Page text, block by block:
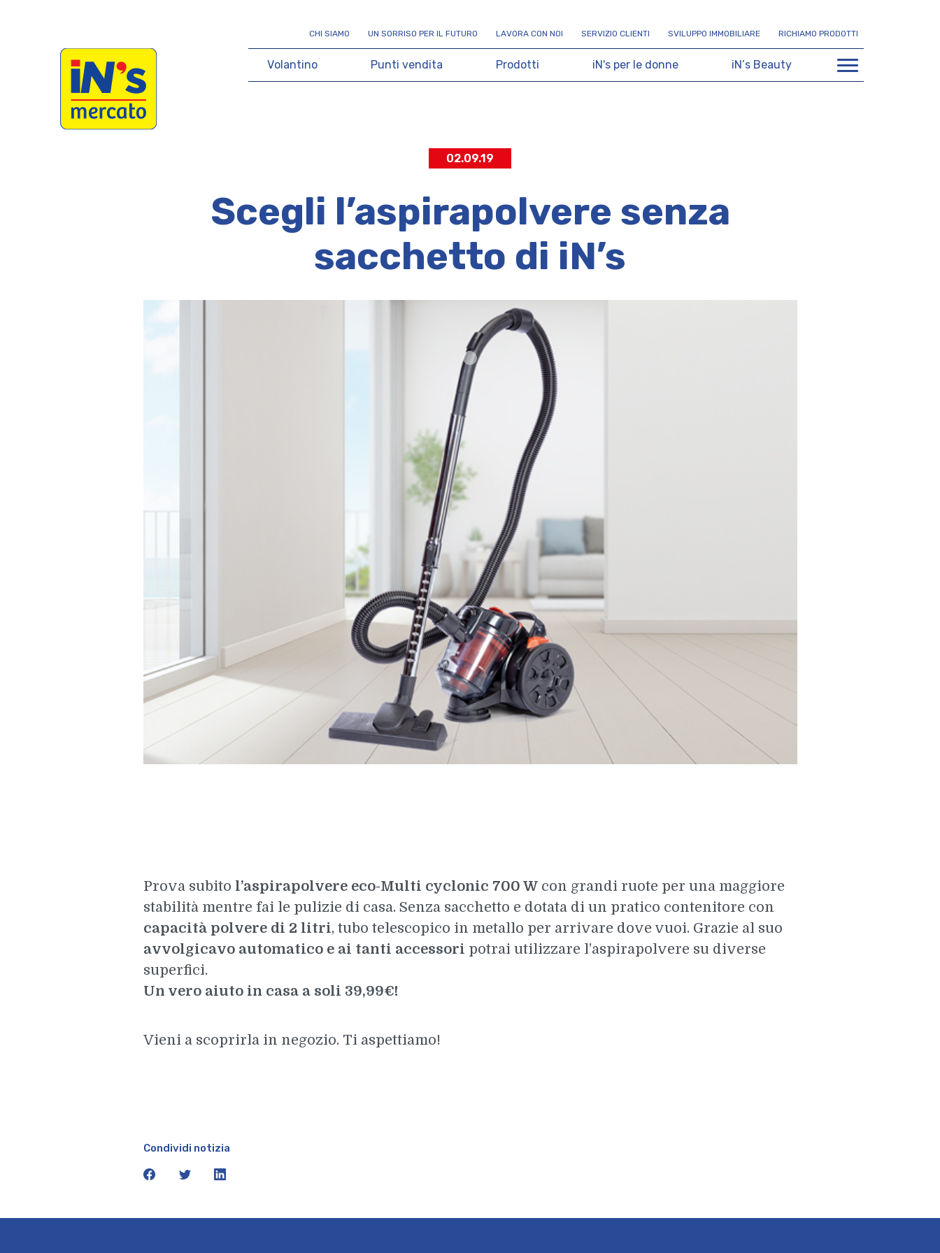
iN's Mercato
CHI SIAMO UN SORRISO PER IL FUTURO LAVORA CON NOI SERVIZIO CLIENTI SVILUPPO IMMOBILIARE RICHIAMO PRODOTTI
Volantino Punti vendita Prodotti iN's per le donne iN’s Beauty
02.09.19
Scegli l’aspirapolvere senza
sacchetto di iN’s
Prova subito l’aspirapolvere eco-Multi cyclonic 700 Wcon grandi ruote per una maggiore
stabilità mentre fai le pulizie di casa. Senza sacchetto e dotata di un pratico contenitore con
capacità polvere di 2 litri, tubo telescopico in metallo per arrivare dove vuoi. Grazie al suo
avvolgicavo automatico e ai tanti accessori potrai utilizzare l’aspirapolvere su diverse
superfici.
Un vero aiuto in casa a soli 39,99€!
Vieni a scoprirla in negozio. Ti aspettiamo!
Condividi notizia
facebooktwitter